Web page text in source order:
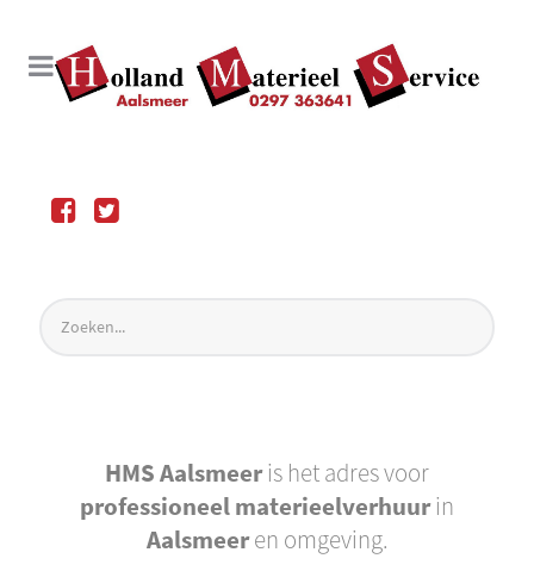
HMS Aalsmeeris het adres voor
professioneel materieelverhuurin
Aalsmeeren omgeving.